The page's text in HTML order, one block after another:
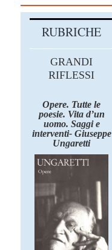
RUBRICHE
GRANDI
RIFLESSI
Opere. Tutte le
poesie. Vita d’un
uomo. Saggi e
interventi- Giuseppe
Ungaretti